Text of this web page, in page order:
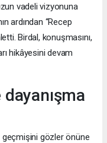
vadeli vizyonuna
ardından “Recep
Birdal, konuşmasını,
hikâyesini devam
geçmişini gözler önüne